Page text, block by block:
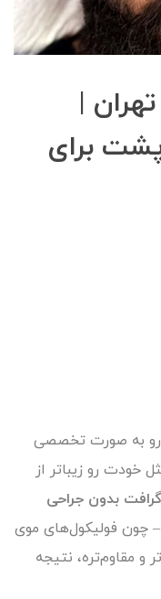
|
برای
رو به صورت تخصصی
خودت رو زیباتر از
بدون جراحی
چون فولیکول‌های موی
و مقاوم‌تره، نتیجه